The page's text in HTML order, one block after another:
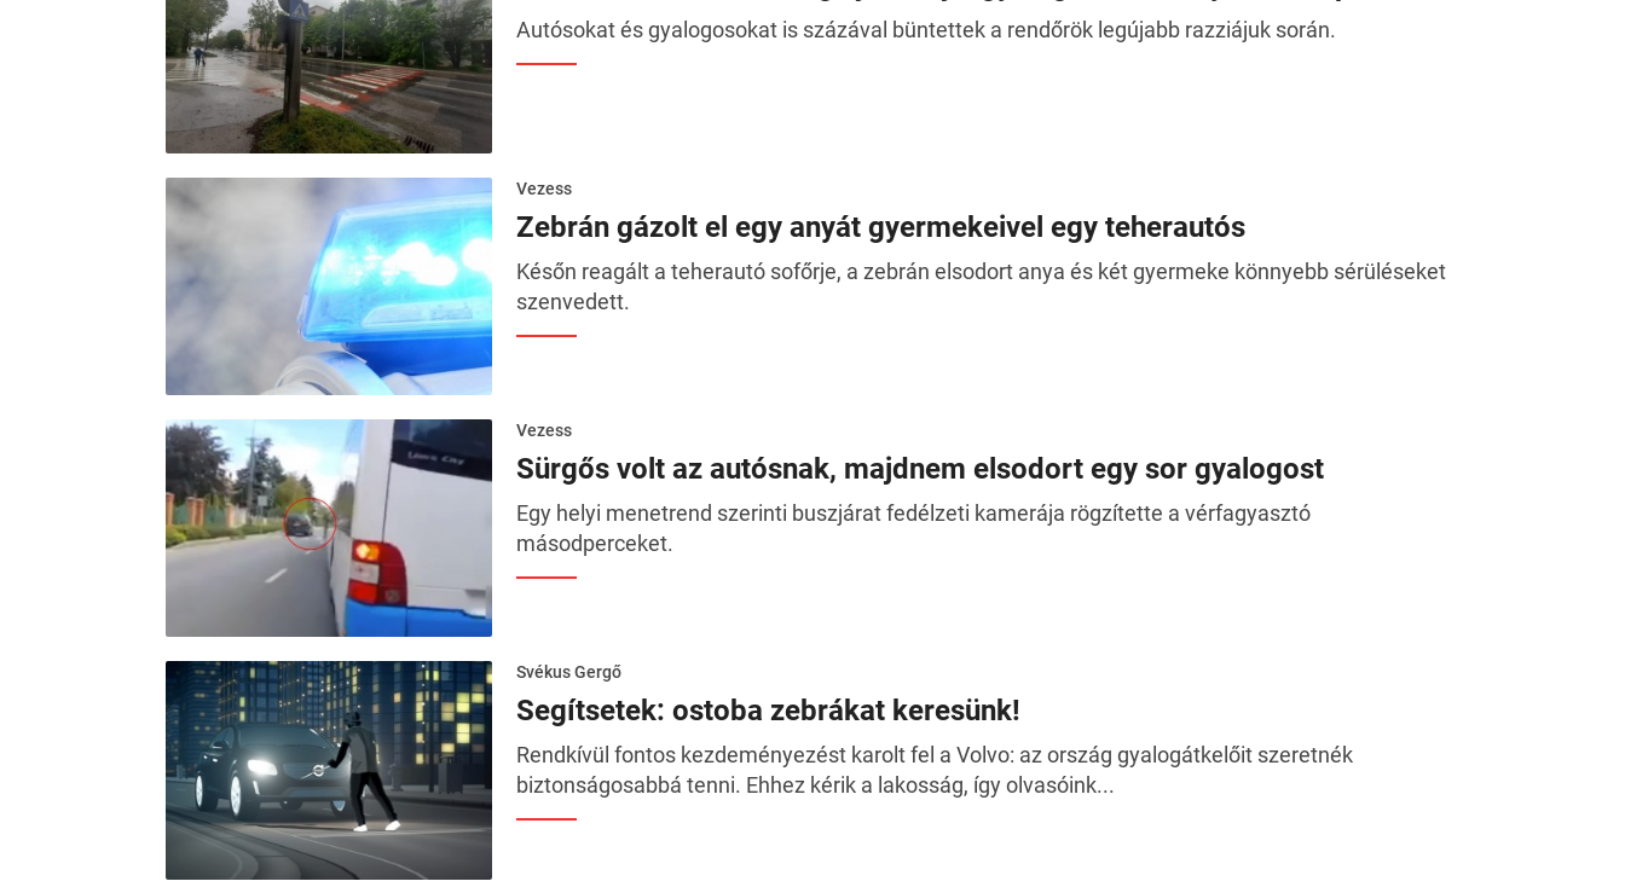
Autósokat és gyalogosokat is százával büntettek a rendőrök legújabb razziájuk során.
Vezess
Zebrán gázolt el egy anyát gyermekeivel egy teherautós
Későn reagált a teherautó sofőrje, a zebrán elsodort anya és két gyermeke könnyebb sérüléseket
szenvedett.
Vezess
Sürgős volt az autósnak, majdnem elsodort egy sor gyalogost
Egy helyi menetrend szerinti buszjárat fedélzeti kamerája rögzítette a vérfagyasztó
másodperceket.
Svékus Gergő
Segítsetek: ostoba zebrákat keresünk!
Rendkívül fontos kezdeményezést karolt fel a Volvo: az ország gyalogátkelőit szeretnék
biztonságosabbá tenni. Ehhez kérik a lakosság, így olvasóink...